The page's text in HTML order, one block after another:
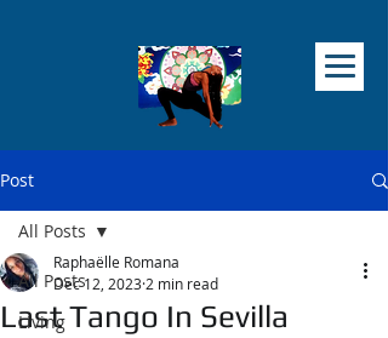
Post
All Posts
Living
All Posts
Last Tango In Sevilla
Raphaëlle Romana
Dec 12, 2023 2 min read